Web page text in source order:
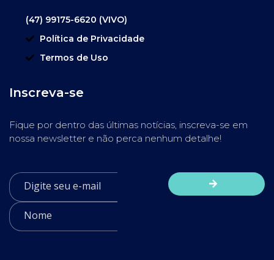
(47) 99175-6620 (VIVO)
Política de Privacidade
Termos de Uso
Inscreva-se
Fique por dentro das últimas notícias, inscreva-se em
nossa newsletter e não perca nenhum detalhe!